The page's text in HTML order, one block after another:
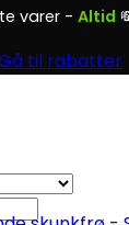
varer - Altid
til rabatter